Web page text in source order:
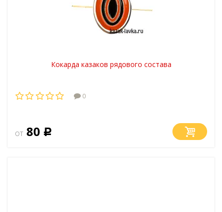
Кокарда казаков рядового состава
0
от 80 Р